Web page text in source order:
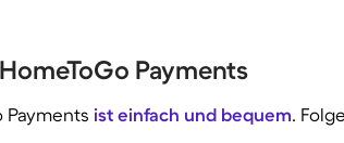
Payments
Payments ist einfach und bequem.